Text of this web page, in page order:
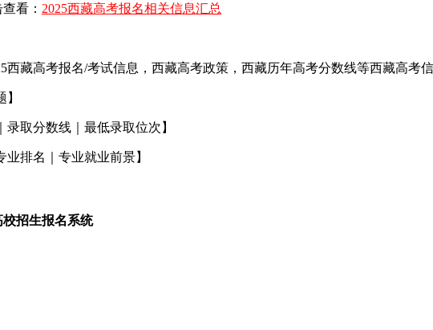
看： 2025西藏高考报名相关信息汇总
西藏高考报名/考试信息，西藏高考政策，西藏历年高考分数线等西藏高考信
录取分数线｜最低录取位次】
业排名｜专业就业前景】
招生报名系统